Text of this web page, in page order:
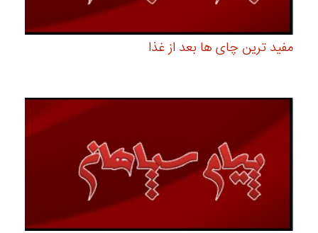
مفید ترین چای ها بعد از غذا